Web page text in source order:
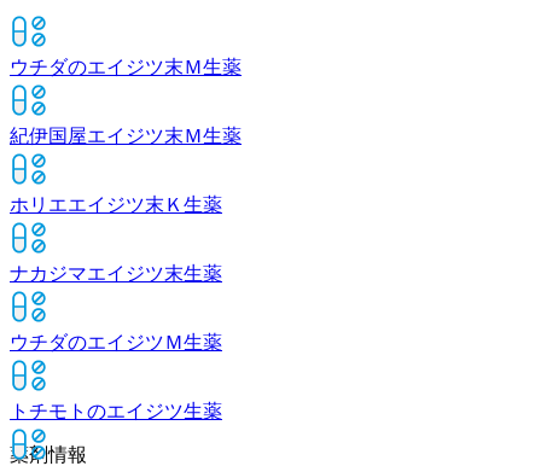
ウチダのエイジツ末Ｍ生薬
紀伊国屋エイジツ末Ｍ生薬
ホリエエイジツ末Ｋ 生薬
ナカジマエイジツ末生薬
ウチダのエイジツＭ生薬
トチモトのエイジツ生薬
薬剤情報